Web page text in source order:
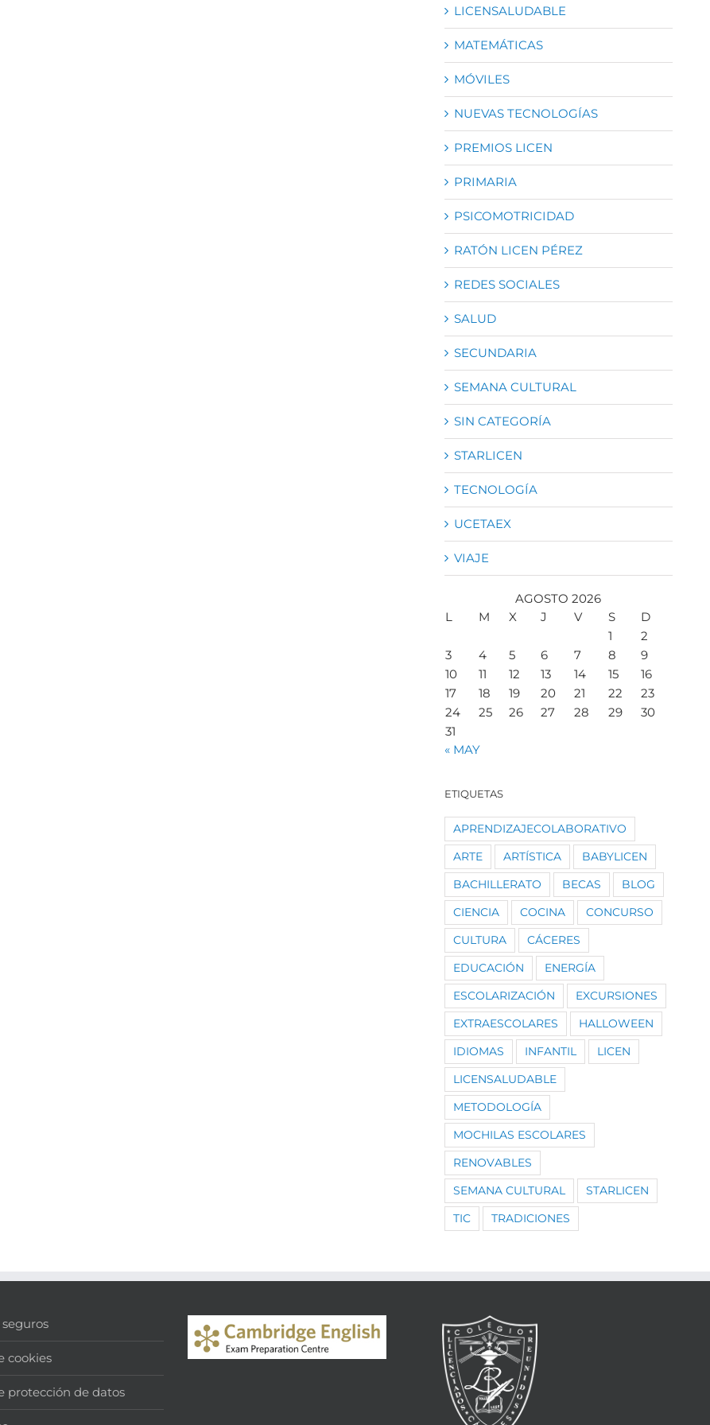
LICENSALUDABLE
MATEMÁTICAS
MÓVILES
NUEVAS TECNOLOGÍAS
PREMIOS LICEN
PRIMARIA
PSICOMOTRICIDAD
RATÓN LICEN PÉREZ
REDES SOCIALES
SALUD
SECUNDARIA
SEMANA CULTURAL
SIN CATEGORÍA
STARLICEN
TECNOLOGÍA
UCETAEX
VIAJE
AGOSTO 2026
L
M X J V S
D
1
2
3
4 5 6 7 8
9
10
11 12 13 14 15
16
17
18 19 20 21 22
23
24
25 26 27 28 29
30
31
« MAY
ETIQUETAS
APRENDIZAJECOLABORATIVO
ARTE ARTÍSTICA BABYLICEN
BACHILLERATO BECAS BLOG
CIENCIA COCINA CONCURSO
CULTURA CÁCERES
EDUCACIÓN ENERGÍA
ESCOLARIZACIÓN EXCURSIONES
EXTRAESCOLARES HALLOWEEN
IDIOMAS INFANTIL LICEN
LICENSALUDABLE
METODOLOGÍA
MOCHILAS ESCOLARES
RENOVABLES
SEMANA CULTURAL STARLICEN
TIC TRADICIONES
seguros
cookies
protección de datos